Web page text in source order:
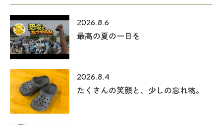
〒941-0062 新潟県糸魚川市中央2-4-2
025-552-0456 (本社)
0120-470-456 (フリーダイヤル)
2026.8.6
最高の夏の一日を
2026.8.4
たくさんの笑顔と、少しの忘れ物。